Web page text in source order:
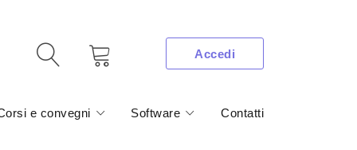
Accedi
e convegni Software Contatti